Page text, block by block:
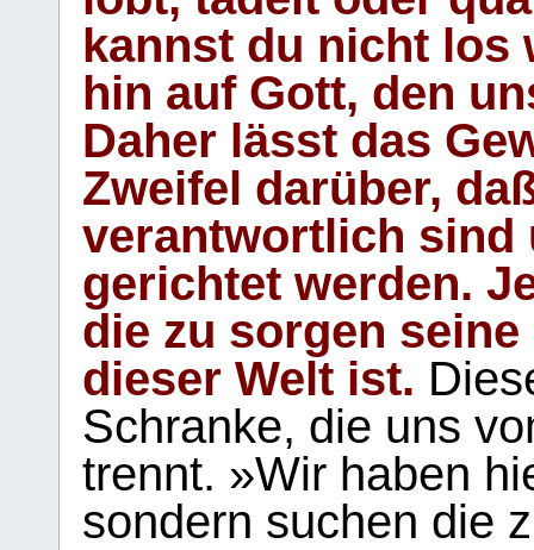
kannst du nicht los
hin auf Gott, den
Daher lässt das
Zweifel darüber,
verantwortlich sind
gerichtet werden.
die zu sorgen
dieser Welt ist.
Schranke, die uns
trennt. »Wir haben
sondern suchen die